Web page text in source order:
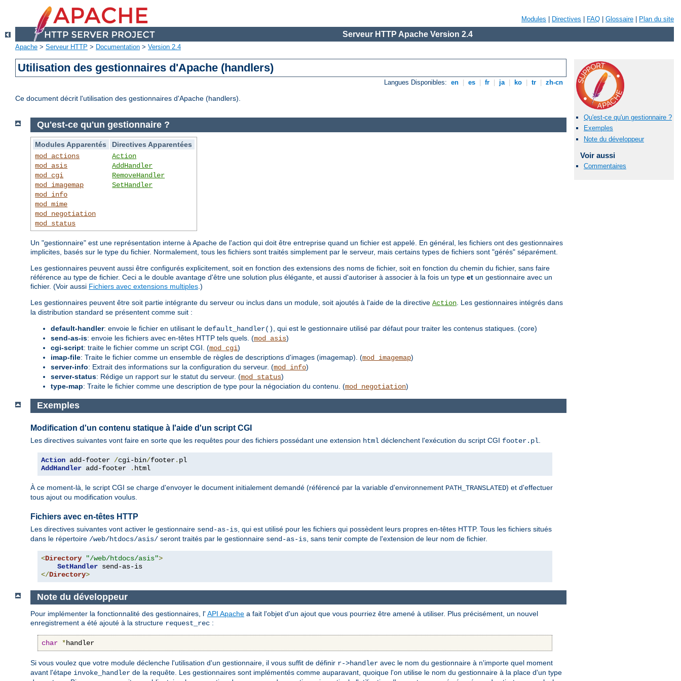
Modules Directives FAQ Glossaire Plan du site
Serveur HTTP Apache Version 2.4
Apache > Serveur HTTP > Documentation > Version 2.4
Utilisation des gestionnaires d'Apache (handlers)
Langues Disponibles: en es fr ja ko tr zh-cn
Ce document décrit l'utilisation des gestionnaires d'Apache (handlers).
Qu'est-ce qu'un gestionnaire ?
Exemples
Note du développeur
Voir aussi
Commentaires
Qu'est-ce qu'un gestionnaire ?
Modules Apparentés
Directives Apparentées
mod_actions
mod_asis
mod_cgi
mod_imagemap
mod_info
mod_mime
mod_negotiation
mod_status
Action
AddHandler
RemoveHandler
SetHandler
Un "gestionnaire" est une représentation interne à Apache de l'action qui doit être entreprise quand un fichier est appelé. En général, les fichiers ont des gestionnaires
implicites, basés sur le type du fichier. Normalement, tous les fichiers sont traités simplement par le serveur, mais certains types de fichiers sont "gérés" séparément.
Les gestionnaires peuvent aussi être configurés explicitement, soit en fonction des extensions des noms de fichier, soit en fonction du chemin du fichier, sans faire
référence au type de fichier. Ceci a le double avantage d'être une solution plus élégante, et aussi d'autoriser à associer à la fois un type et un gestionnaire avec un
fichier. (Voir aussi Fichiers avec extensions multiples .)
Les gestionnaires peuvent être soit partie intégrante du serveur ou inclus dans un module, soit ajoutés à l'aide de la directive Action . Les gestionnaires intégrés dans
la distribution standard se présentent comme suit :
default-handler: envoie le fichier en utilisant le default_handler()
, qui est le gestionnaire utilisé par défaut pour traiter les contenus statiques. (core)
send-as-is: envoie les fichiers avec en-têtes HTTP tels quels. (mod_asis)
cgi-script: traite le fichier comme un script CGI. (mod_cgi)
imap-file: Traite le fichier comme un ensemble de règles de descriptions d'images (imagemap). (mod_imagemap)
server-info: Extrait des informations sur la configuration du serveur. (mod_info)
server-status: Rédige un rapport sur le statut du serveur. (mod_status)
type-map: Traite le fichier comme une description de type pour la négociation du contenu. (mod_negotiation)
Exemples
Modification d'un contenu statique à l'aide d'un script CGI
Les directives suivantes vont faire en sorte que les requêtes pour des fichiers possédant une extension html déclenchent l'exécution du script CGI footer.pl.
Action add-footer /cgi-bin/footer.
AddHandler add-footer . html
À ce moment-là, le script CGI se charge d'envoyer le document initialement demandé (référencé par la variable d'environnement PATH_TRANSLATED) et d'effectuer
tous ajout ou modification voulus.
Fichiers avec en-têtes HTTP
Les directives suivantes vont activer le gestionnaire send-as-is, qui est utilisé pour les fichiers qui possèdent leurs propres en-têtes HTTP. Tous les fichiers situés
dans le répertoire /web/htdocs/asis/ seront traités par le gestionnaire send-as-is, sans tenir compte de l'extension de leur nom de fichier.
<Directory "/web/htdocs/asis">
SetHandler
</Directory>
Note du développeur
Pour implémenter la fonctionnalité des gestionnaires, l' API Apache a fait l'objet d'un ajout que vous pourriez être amené à utiliser. Plus précisément, un nouvel
enregistrement a été ajouté à la structure request_rec :
char *handler
Si vous voulez que votre module déclenche l'utilisation d'un gestionnaire, il vous suffit de définir r->handler avec le nom du gestionnaire à n'importe quel moment
avant l'étape invoke_handler de la requête. Les gestionnaires sont implémentés comme auparavant, quoique l'on utilise le nom du gestionnaire à la place d'un type